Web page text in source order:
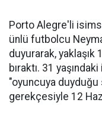
Porto Alegre'li
ünlü futbolcu
duyurarak, yaklaşık
bıraktı. 31
"oyuncuya
gerekçesiyle 12